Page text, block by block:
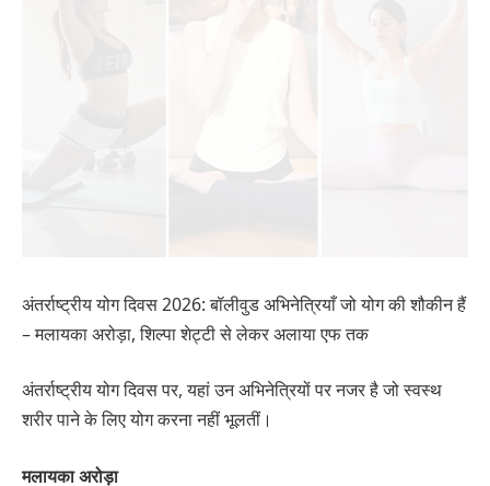
अंतर्राष्ट्रीय योग दिवस 2026: बॉलीवुड अभिनेत्रियाँ जो योग की शौकीन हैं
– मलायका अरोड़ा, शिल्पा शेट्टी से लेकर अलाया एफ तक
अंतर्राष्ट्रीय योग दिवस पर, यहां उन अभिनेत्रियों पर नजर है जो स्वस्थ
शरीर पाने के लिए योग करना नहीं भूलतीं।
मलायका अरोड़ा